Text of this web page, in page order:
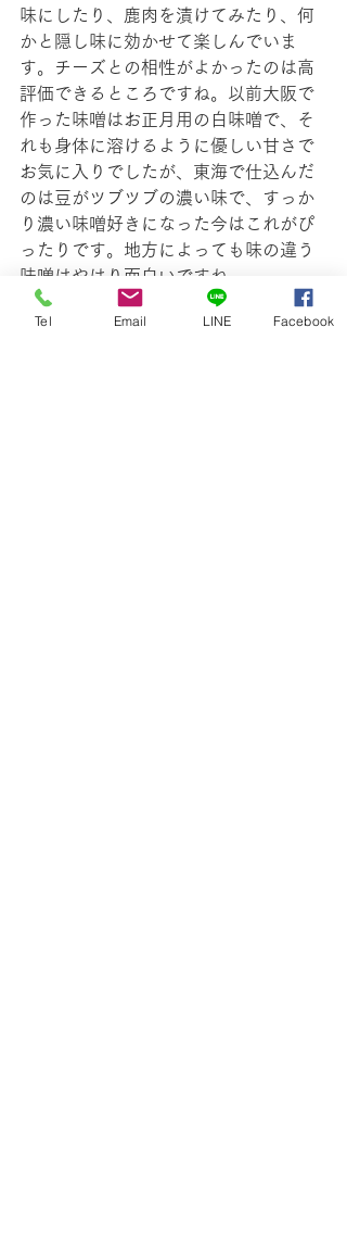
味にしたり、鹿肉を漬けてみたり、何
かと隠し味に効かせて楽しんでいま
す。チーズとの相性がよかったのは高
評価できるところですね。以前大阪で
作った味噌はお正月用の白味噌で、そ
れも身体に溶けるように優しい甘さで
お気に入りでしたが、東海で仕込んだ
のは豆がツブツブの濃い味で、すっか
り濃い味噌好きになった今はこれがぴ
ったりです。地方によっても味の違う
味噌はやはり面白いですね。
ほとんど毎日の味噌摂取はいつまで続
くかわかりませんが、かの孔子のお言
Tel Email LINE Facebook